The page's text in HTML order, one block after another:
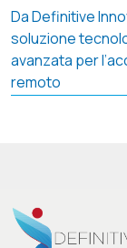
ARTICOLI
Da Definitive
soluzione
avanzata per
remoto